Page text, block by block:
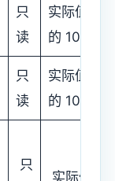
只
读
实际值
的 10 倍
只
读
实际值
的 10 倍
只
实际值